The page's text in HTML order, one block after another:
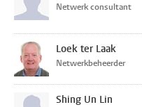
Netwerk consultant
Loek ter Laak
Netwerkbeheerder
Shing Un Lin